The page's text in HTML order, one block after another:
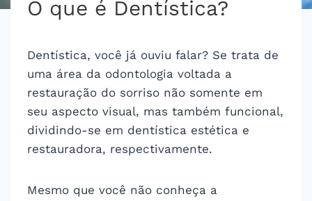
O que é Dentística?
Dentística, você já ouviu falar? Se trata de
uma área da odontologia voltada a
restauração do sorriso não somente em
seu aspecto visual, mas também funcional,
dividindo-se em dentística estética e
restauradora, respectivamente.
Mesmo que você não conheça a